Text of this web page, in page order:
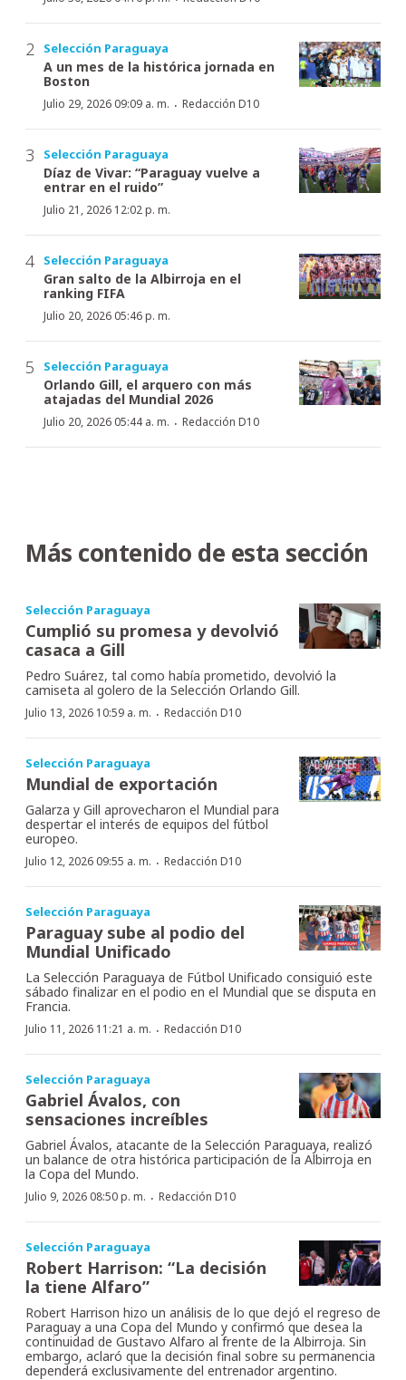
Selección Paraguaya
A un mes de la histórica jornada en
Boston
Julio 29, 2026 09:09 a. m. · Redacción D10
Selección Paraguaya
Díaz de Vivar: “Paraguay vuelve a
entrar en el ruido”
Julio 21, 2026 12:02 p. m.
Selección Paraguaya
Gran salto de la Albirroja en el
ranking FIFA
Julio 20, 2026 05:46 p. m.
Selección Paraguaya
Orlando Gill, el arquero con más
atajadas del Mundial 2026
Julio 20, 2026 05:44 a. m. · Redacción D10
Más contenido de esta sección
Selección Paraguaya
Cumplió su promesa y devolvió
casaca a Gill
Pedro Suárez, tal como había prometido, devolvió la
camiseta al golero de la Selección Orlando Gill.
Julio 13, 2026 10:59 a. m. · Redacción D10
Selección Paraguaya
Mundial de exportación
Galarza y Gill aprovecharon el Mundial para
despertar el interés de equipos del fútbol
europeo.
Julio 12, 2026 09:55 a. m. · Redacción D10
Selección Paraguaya
Paraguay sube al podio del
Mundial Unificado
La Selección Paraguaya de Fútbol Unificado consiguió este
sábado finalizar en el podio en el Mundial que se disputa en
Francia.
Julio 11, 2026 11:21 a. m. · Redacción D10
Selección Paraguaya
Gabriel Ávalos, con
sensaciones increíbles
Gabriel Ávalos, atacante de la Selección Paraguaya, realizó
un balance de otra histórica participación de la Albirroja en
la Copa del Mundo.
Julio 9, 2026 08:50 p. m. · Redacción D10
Selección Paraguaya
Robert Harrison: “La decisión
la tiene Alfaro”
Robert Harrison hizo un análisis de lo que dejó el regreso de
Paraguay a una Copa del Mundo y confirmó que desea la
continuidad de Gustavo Alfaro al frente de la Albirroja. Sin
embargo, aclaró que la decisión final sobre su permanencia
dependerá exclusivamente del entrenador argentino.